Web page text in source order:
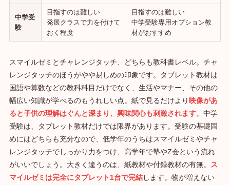
中学受
験
目指すのは難しい
発展クラスで力を付けて
おく程度
目指すのは難しい
中学受験専用オプション教
材がおすすめ
スマイルゼミとチャレンジタッチ、どちらも教科書レベル。チャ
レンジタッチのほうがやや易しめの印象です。タブレット教材は
国語や算数などの教科科目だけでなく、生活やマナー、その他の
幅広い知識が学べるのもうれしい点。紙で見るだけより 映像があ
ると子供の理解はぐんと深まり、興味関心も刺激されます。中学
受験は、タブレット教材だけでは限界があります。受験の基礎固
めにはどちらも充分なので、低学年のうちはスマイルゼミやチャ
レンジタッチでしっかり力をつけ、高学年で塾やZ会という流れ
がいいでしょう。大きく違うのは、紙教材や付録教材の有無。
ス
マイルゼミは完全にタブレット1台で完結します。物が増えない